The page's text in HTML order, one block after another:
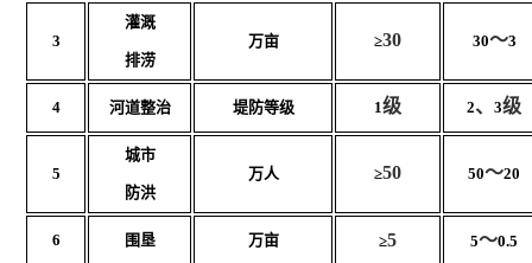
3
灌溉
排涝
万亩 ≥30 30～3
4 河道整治 堤防等级 1级 2、 3级
5
城市
防洪
万人 ≥50 50～20
6 围垦 万亩 ≥5 5～0.5